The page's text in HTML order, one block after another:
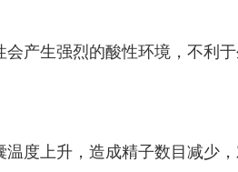
产生强烈的酸性环境，不利
度上升，造成精子数目减少